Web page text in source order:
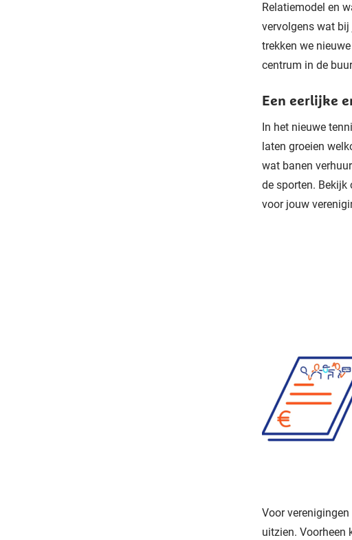
Relatiemodel en
vervolgens wat
trekken we
centrum in de
Een eerlijke
In het nieuwe
laten groeien
wat banen
de sporten. Bekijk
voor jouw
Voor
uitzien. Voorheen